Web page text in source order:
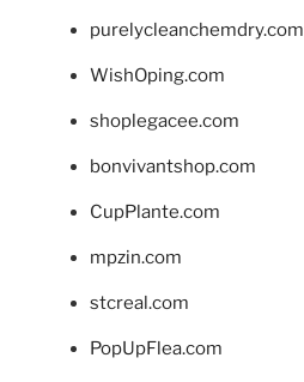
purelycleanchemdry.com
WishOping.com
shoplegacee.com
bonvivantshop.com
CupPlante.com
mpzin.com
stcreal.com
PopUpFlea.com